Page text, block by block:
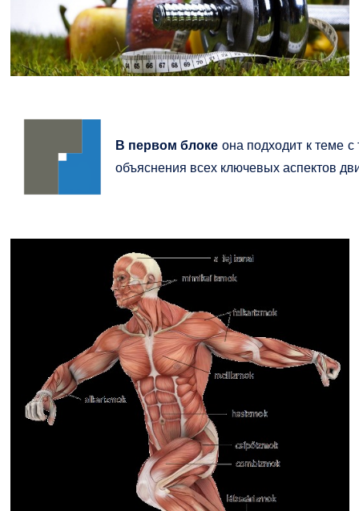
В первом блоке она подходит к теме
объяснения всех ключевых аспектов